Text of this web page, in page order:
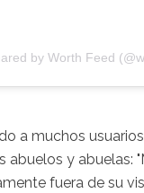
by Worth Feed
a muchos
abuelos y abuelas:
fuera de su